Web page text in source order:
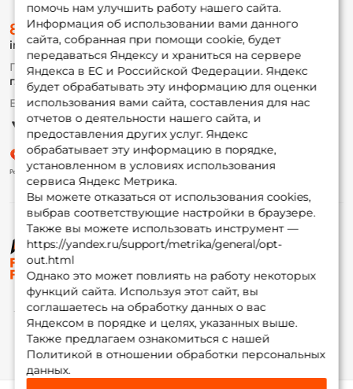
помочь нам улучшить работу нашего сайта.
Информация об использовании вами данного
сайта, собранная при помощи cookie, будет
передаваться Яндексу и храниться на сервере
Яндекса в ЕС и Российской Федерации. Яндекс
будет обрабатывать эту информацию для оценки
использования вами сайта, составления для нас
отчетов о деятельности нашего сайта, и
предоставления других услуг. Яндекс
обрабатывает эту информацию в порядке,
установленном в условиях использования
сервиса Яндекс Метрика.
Вы можете отказаться от использования cookies,
выбрав соответствующие настройки в браузере.
Также вы можете использовать инструмент —
https://yandex.ru/support/metrika/general/opt-
out.html
Однако это может повлиять на работу некоторых
функций сайта. Используя этот сайт, вы
соглашаетесь на обработку данных о вас
Яндексом в порядке и целях, указанных выше.
Также предлагаем ознакомиться с нашей
Политикой в отношении обработки персональных
данных.
© ФоксФишинг, 2009-2026
О магазине
Доставка
Оплата
Fox-bonus
Гуру
Партнерская программа
8 (495) 532-77-88
info@foxfishing.ru
По вопросам с заказом
г. Москва, ул. Плеханова д.7
Ежедневно 10:00 до 20:00